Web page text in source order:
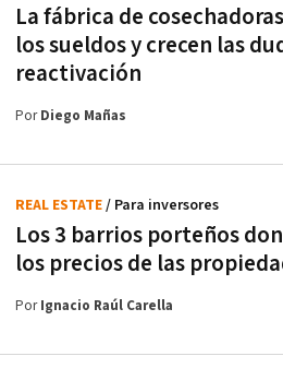
La fábrica de
los sueldos y crecen las
reactivación
PorDiego Mañas
Los 3 barrios porteños
los precios de las
REAL ESTATE/ Para inversores
PorIgnacio Raúl Carella